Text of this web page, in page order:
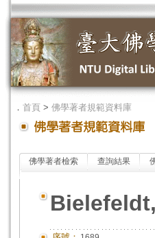
． 首頁 > 佛學著者規範資料庫
佛學著者檢索 查詢結果